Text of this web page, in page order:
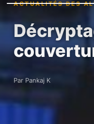
ACTUALITÉS DES
Par Pankaj K